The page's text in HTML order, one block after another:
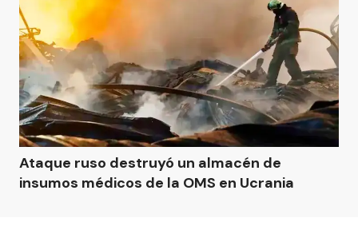
Ataque ruso destruyó un almacén de
insumos médicos de la OMS en Ucrania